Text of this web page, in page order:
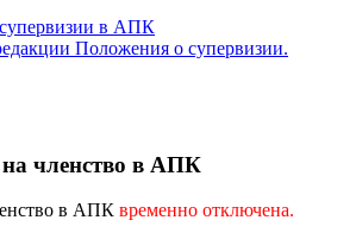
в АПК
Положения о супервизии.
членство в АПК
в АПК временно отключена.